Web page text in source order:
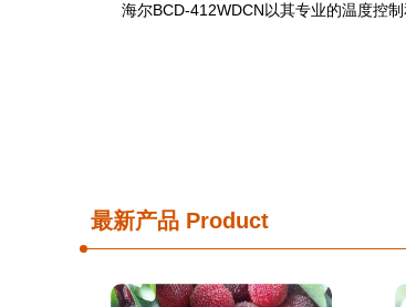
海尔BCD-412WDCN以其专业的温度控
最新产品 Product